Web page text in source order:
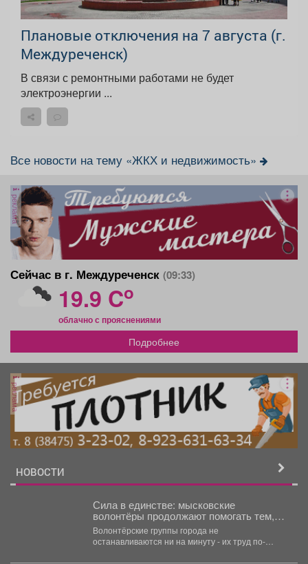
Плановые отключения на 7 августа (г.
Междуреченск)
В связи с ремонтными работами не будет
электроэнергии ...
Все новости на тему «ЖКХ и недвижимость»
реклама
Сейчас в г. Междуреченск (09:33)
19.9 Co
облачно с прояснениями
Подробнее
реклама
НОВОСТИ
Сила в единстве: мысковские
волонтёры продолжают помогать тем,
кто в этом нуждается!
Волонтёрские группы города не
останавливаются ни на минуту - их труд по-